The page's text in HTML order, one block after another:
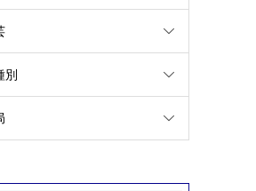
別